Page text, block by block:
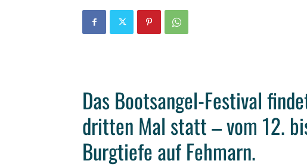
Das Bootsangel-Festival
dritten Mal statt – vom 12.
Burgtiefe auf Fehmarn.